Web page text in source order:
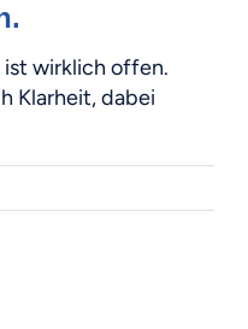
wirklich offen.
Klarheit, dabei